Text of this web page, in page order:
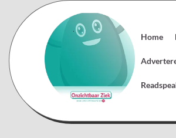
content
Home